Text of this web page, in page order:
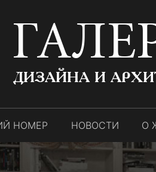
ДИЗАЙНА И
НОМЕР НОВОСТИ О